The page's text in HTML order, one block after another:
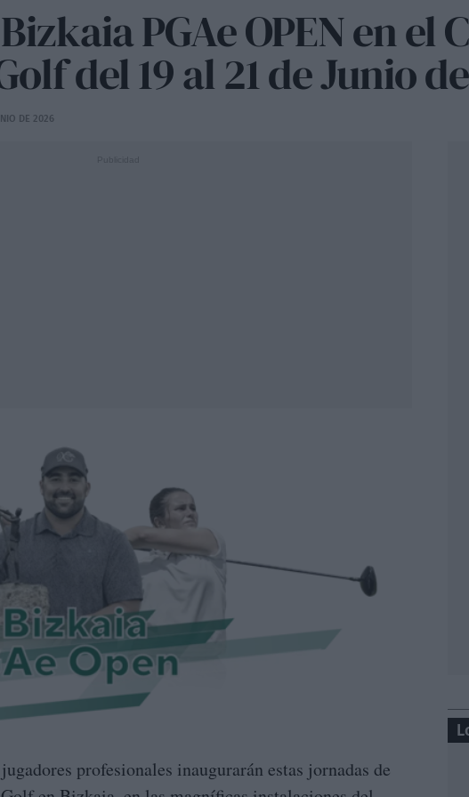
PGAe OPEN en el
del 19 al 21 de Junio
DE 2026
profesionales inaugurarán estas jornadas de